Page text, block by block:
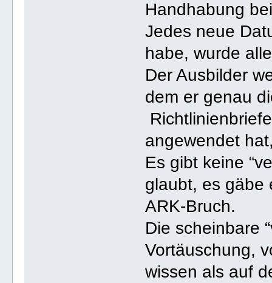
Handhabung
Jedes neue
habe, wurde
Der Ausbilder
dem er genau
angewendet
Es gibt keine
glaubt, es gäbe
ARK-Bruch.
Die scheinbare
Vortäuschung,
wissen als auf